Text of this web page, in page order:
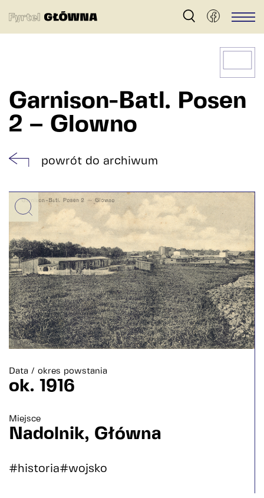
Fyrtel
Główna
dzielnicy
Główna
w
Poznaniu
Garnison-Batl. Posen
2 – Glowno
powrót do archiwum
Data / okres powstania
ok. 1916
Miejsce
Nadolnik, Główna
#historia#wojsko